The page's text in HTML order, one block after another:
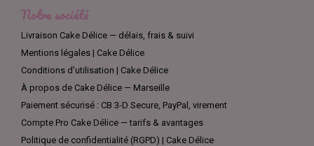
Notre société
Livraison Cake Délice — délais, frais & suivi
Mentions légales | Cake Délice
Conditions d’utilisation | Cake Délice
À propos de Cake Délice — Marseille
Paiement sécurisé : CB 3-D Secure, PayPal, virement
Compte Pro Cake Délice — tarifs & avantages
Politique de confidentialité (RGPD) | Cake Délice